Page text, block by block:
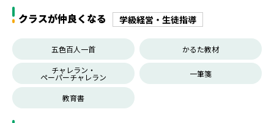
クラスが仲良くなる 学級経営・生徒指導
五色百人一首
かるた教材
チャレラン・
ペーパーチャレラン 一筆箋
教育書